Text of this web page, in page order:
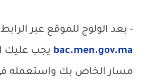
- بعد الولوج للموقع عبر الرابط
bac.men.gov.ma يجب عليك
مسار الخاص بك واستعمله